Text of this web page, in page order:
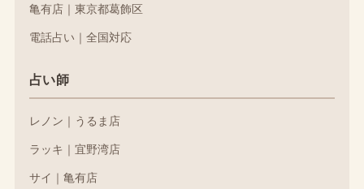
亀有店｜東京都葛飾区
電話占い｜全国対応
占い師
レノン｜うるま店
ラッキ｜宜野湾店
サイ｜亀有店